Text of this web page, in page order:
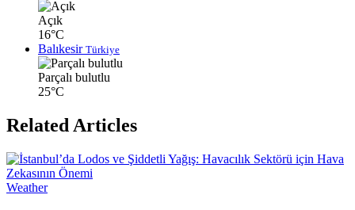
Açık
16°C
Balıkesir Türkiye
Parçalı bulutlu
25°C
Related Articles
Weather